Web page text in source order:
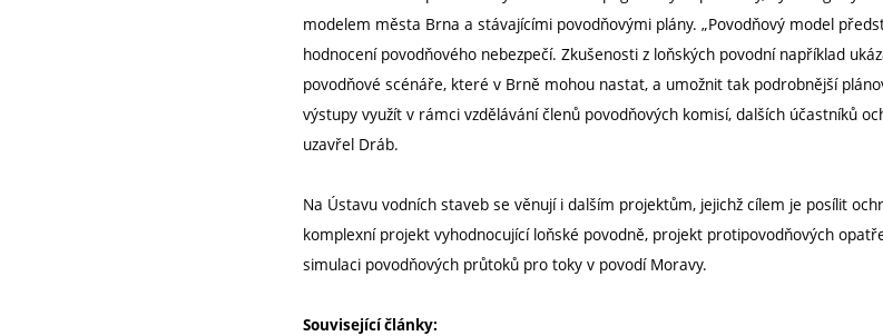
modelem města Brna a stávajícími povodňovými plány. „Povodňový model
hodnocení povodňového nebezpečí. Zkušenosti z loňských povodní například
povodňové scénáře, které v Brně mohou nastat, a umožnit tak podrobnější
výstupy využít v rámci vzdělávání členů povodňových komisí, dalších účastníků
uzavřel Dráb.
Na Ústavu vodních staveb se věnují i dalším projektům, jejichž cílem je posílit
komplexní projekt vyhodnocující loňské povodně, projekt protipovodňových
simulaci povodňových průtoků pro toky v povodí Moravy.
Související články: